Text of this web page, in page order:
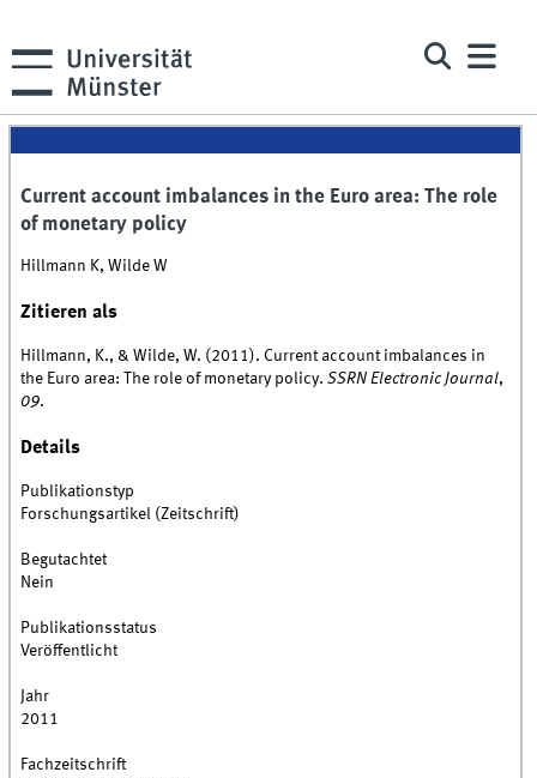
Current account imbalances in the Euro area: The role
of monetary policy
Hillmann K, Wilde W
Zitieren als
Hillmann, K., & Wilde, W. (2011). Current account imbalances in
the Euro area: The role of monetary policy.SSRN Electronic Journal,
09.
Details
Publikationstyp
Forschungsartikel (Zeitschrift)
Begutachtet
Nein
Publikationsstatus
Veröffentlicht
Jahr
2011
Fachzeitschrift